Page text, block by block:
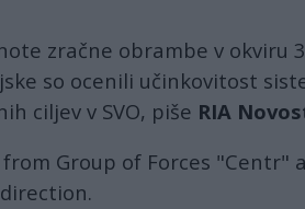
zračne obrambe v
so ocenili učinkovitost
ciljev v SVO, piše RIA
from Group of Forces "Centr"